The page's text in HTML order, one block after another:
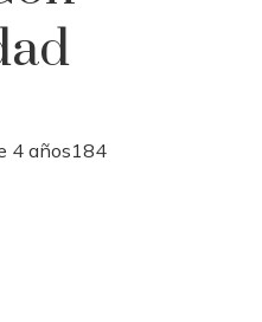
4 años184